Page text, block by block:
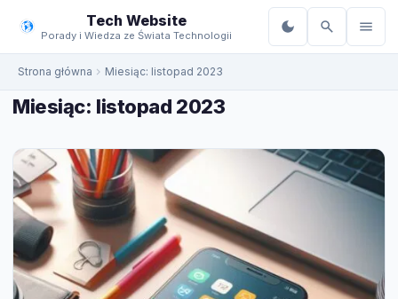
treści
Tech Website
Porady i Wiedza ze Świata Technologii
Strona główna Miesiąc: listopad 2023
Miesiąc: listopad 2023